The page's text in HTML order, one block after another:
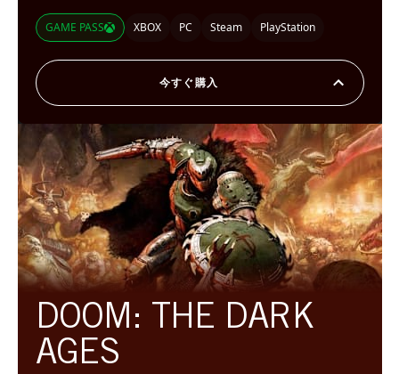
DOOM: THE DARK
AGES
GAME PASS XBOX PC Steam PlayStation
今すぐ購入